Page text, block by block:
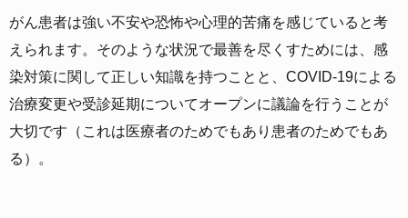
がん患者は強い不安や恐怖や心理的苦痛を感じていると考
えられます。そのような状況で最善を尽くすためには、感
染対策に関して正しい知識を持つことと、COVID-19による
治療変更や受診延期についてオープンに議論を行うことが
大切です（これは医療者のためでもあり患者のためでもあ
る）。